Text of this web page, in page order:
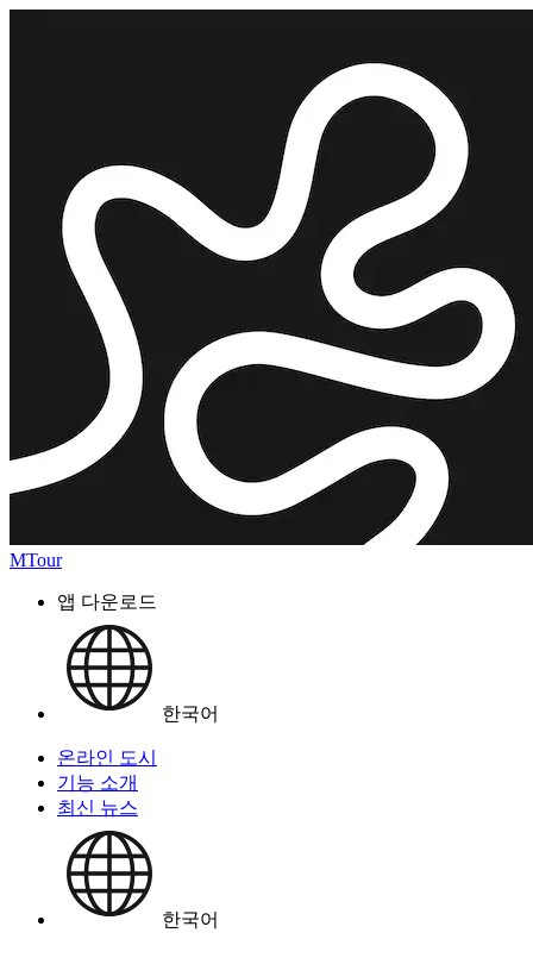
MTour
앱 다운로드
한국어
온라인 도시
기능 소개
최신 뉴스
한국어